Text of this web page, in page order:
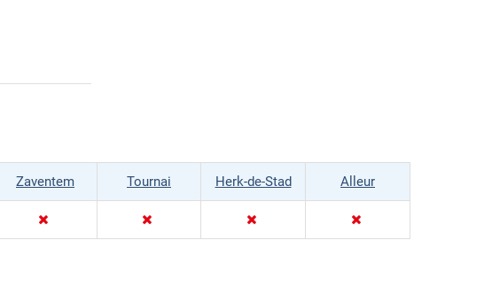
Zaventem Tournai Herk-de-Stad Alleur